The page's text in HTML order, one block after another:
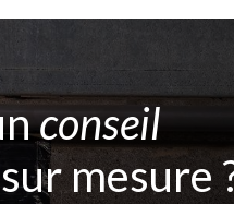
conseil
sur mesure